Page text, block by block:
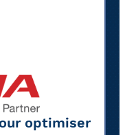
optimiser